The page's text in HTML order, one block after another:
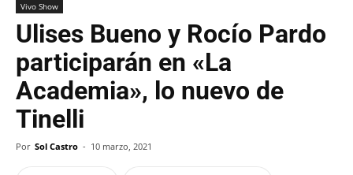
Vivo Show
Ulises Bueno y Rocío Pardo
participarán en «La
Academia», lo nuevo de
Tinelli
Por Sol Castro - 10 marzo, 2021